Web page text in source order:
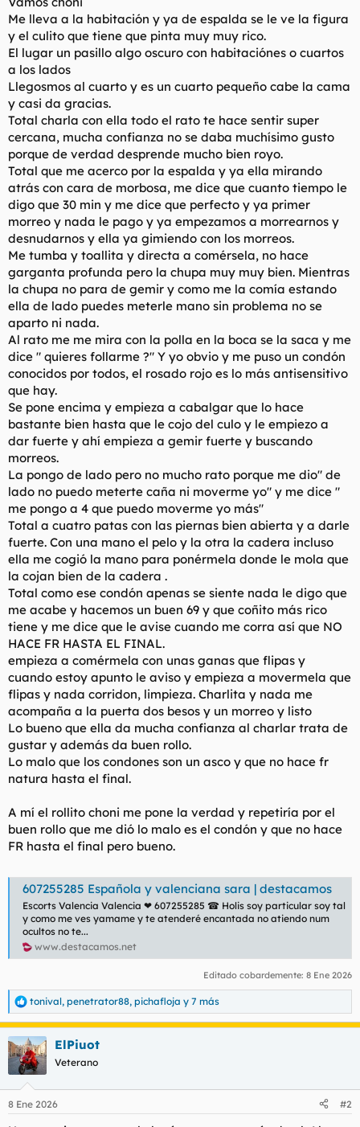
Me lleva a la habitación y ya de espalda se le ve la figura
y el culito que tiene que pinta muy muy rico.
El lugar un pasillo algo oscuro con habitaciónes o cuartos
a los lados
Llegosmos al cuarto y es un cuarto pequeño cabe la cama
y casi da gracias.
Total charla con ella todo el rato te hace sentir super
cercana, mucha confianza no se daba muchísimo gusto
porque de verdad desprende mucho bien royo.
Total que me acerco por la espalda y ya ella mirando
atrás con cara de morbosa, me dice que cuanto tiempo le
digo que 30 min y me dice que perfecto y ya primer
morreo y nada le pago y ya empezamos a morrearnos y
desnudarnos y ella ya gimiendo con los morreos.
Me tumba y toallita y directa a comérsela, no hace
garganta profunda pero la chupa muy muy bien. Mientras
la chupa no para de gemir y como me la comía estando
ella de lado puedes meterle mano sin problema no se
aparto ni nada.
Al rato me me mira con la polla en la boca se la saca y me
dice " quieres follarme ?" Y yo obvio y me puso un condón
conocidos por todos, el rosado rojo es lo más antisensitivo
que hay.
Se pone encima y empieza a cabalgar que lo hace
bastante bien hasta que le cojo del culo y le empiezo a
dar fuerte y ahí empieza a gemir fuerte y buscando
morreos.
La pongo de lado pero no mucho rato porque me dio" de
lado no puedo meterte caña ni moverme yo" y me dice "
me pongo a 4 que puedo moverme yo más"
Total a cuatro patas con las piernas bien abierta y a darle
fuerte. Con una mano el pelo y la otra la cadera incluso
ella me cogió la mano para ponérmela donde le mola que
la cojan bien de la cadera .
Total como ese condón apenas se siente nada le digo que
me acabe y hacemos un buen 69 y que coñito más rico
tiene y me dice que le avise cuando me corra así que NO
HACE FR HASTA EL FINAL.
empieza a comérmela con unas ganas que flipas y
cuando estoy apunto le aviso y empieza a movermela que
flipas y nada corridon, limpieza. Charlita y nada me
acompaña a la puerta dos besos y un morreo y listo
Lo bueno que ella da mucha confianza al charlar trata de
gustar y además da buen rollo.
Lo malo que los condones son un asco y que no hace fr
natura hasta el final.
A mí el rollito choni me pone la verdad y repetiría por el
buen rollo que me dió lo malo es el condón y que no hace
FR hasta el final pero bueno.
607255285 Española y valenciana sara | destacamos
Escorts Valencia Valencia ❤ 607255285 ☎ Holis soy particular soy tal
y como me ves yamame y te atenderé encantada no atiendo num
ocultos no te...
www.destacamos.net
Editado cobardemente: 8 Ene 2026
R
e
c
c
i
e
tonival, penetrator88, pichafloja y 7 más
ElPiuot
Veterano
8 Ene 2026 #2